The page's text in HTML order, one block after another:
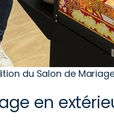
du Salon de
en